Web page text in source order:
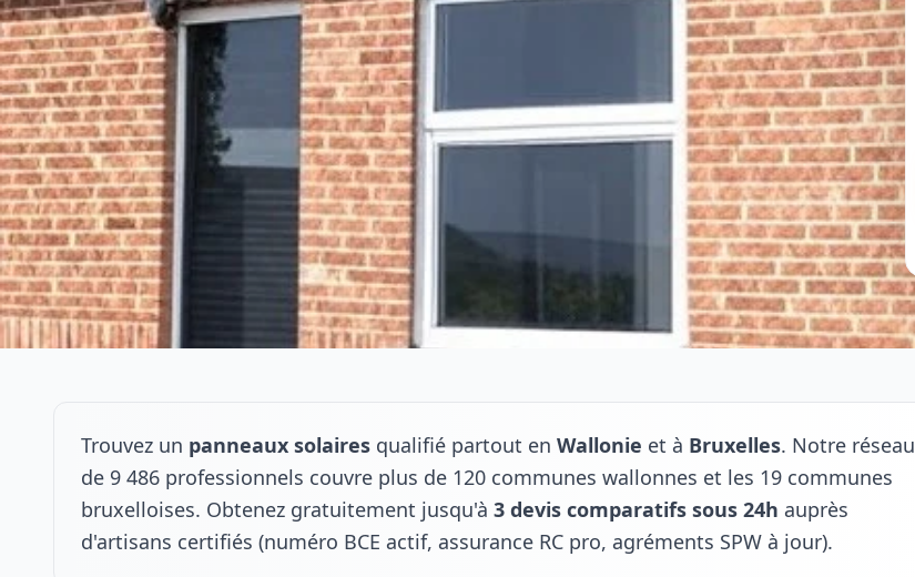
Trouvez un panneaux solaires qualifié partout en Wallonie et à Bruxelles. Notre réseau
de 9 486 professionnels couvre plus de 120 communes wallonnes et les 19 communes
bruxelloises. Obtenez gratuitement jusqu'à 3 devis comparatifs sous 24h auprès
d'artisans certifiés (numéro BCE actif, assurance RC pro, agréments SPW à jour).